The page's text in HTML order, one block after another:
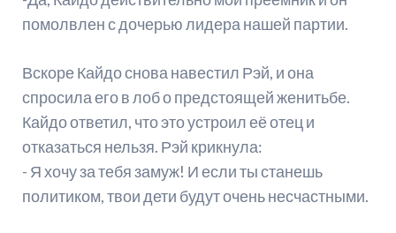
помолвлен с дочерью лидера нашей партии.
Вскоре Кайдо снова навестил Рэй, и она
спросила его в лоб о предстоящей женитьбе.
Кайдо ответил, что это устроил её отец и
отказаться нельзя. Рэй крикнула:
- Я хочу за тебя замуж! И если ты станешь
политиком, твои дети будут очень несчастными.